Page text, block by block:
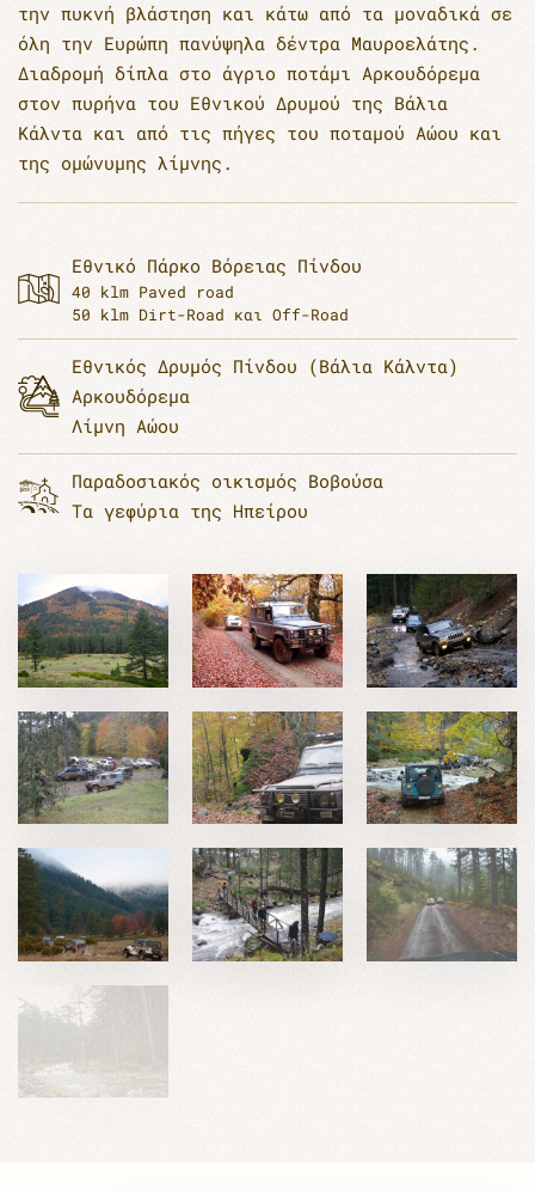
την πυκνή βλάστηση και κάτω από τα μοναδικά σε
όλη την Ευρώπη πανύψηλα δέντρα Μαυροελάτης.
Διαδρομή δίπλα στο άγριο ποτάμι Αρκουδόρεμα
στον πυρήνα του Εθνικού Δρυμού της Βάλια
Κάλντα και από τις πήγες του ποταμού Αώου και
της ομώνυμης λίμνης.
Εθνικό Πάρκο Βόρειας Πίνδου
40 klm Paved road
50 klm Dirt-Road και Off-Road
Εθνικός Δρυμός Πίνδου (Βάλια Κάλντα)
Αρκουδόρεμα
Λίμνη Αώου
Παραδοσιακός οικισμός Βοβούσα
Τα γεφύρια της Ηπείρου